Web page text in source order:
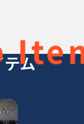
ム